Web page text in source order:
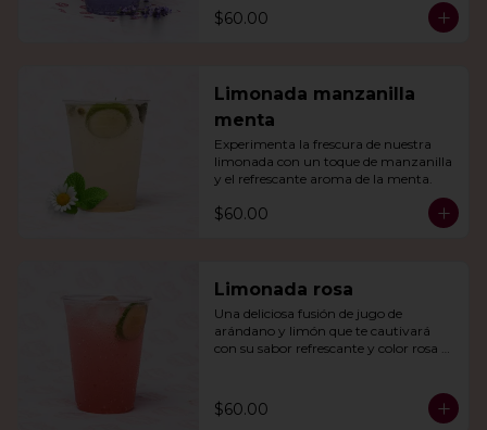
$60.00
Limonada manzanilla
menta
Experimenta la frescura de nuestra
limonada con un toque de manzanilla
y el refrescante aroma de la menta.
$60.00
Limonada rosa
Una deliciosa fusión de jugo de
arándano y limón que te cautivará
con su sabor refrescante y color rosa
$60.00